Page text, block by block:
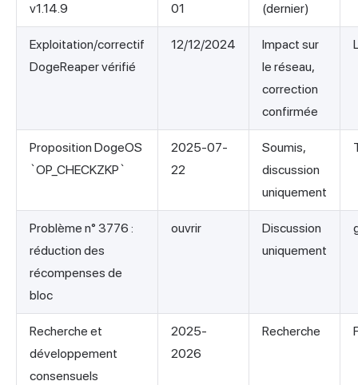
v1.14.9
01
(dernier)
Exploitation/correctif
DogeReaper vérifié
12/12/2024
Impact sur
le réseau,
correction
confirmée
Proposition DogeOS
`OP_CHECKZKP`
2025-07-
22
Soumis,
discussion
uniquement
Problème n° 3776 :
réduction des
récompenses de
bloc
ouvrir
Discussion
uniquement
Recherche et
développement
consensuels
2025-
2026
Recherche